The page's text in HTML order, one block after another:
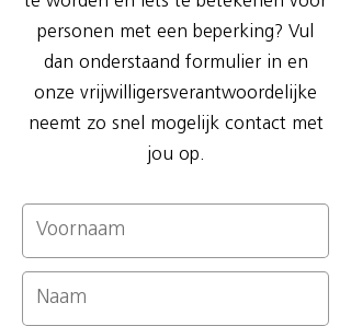
personen met een beperking? Vul
dan onderstaand formulier in en
onze vrijwilligersverantwoordelijke
neemt zo snel mogelijk contact met
jou op.